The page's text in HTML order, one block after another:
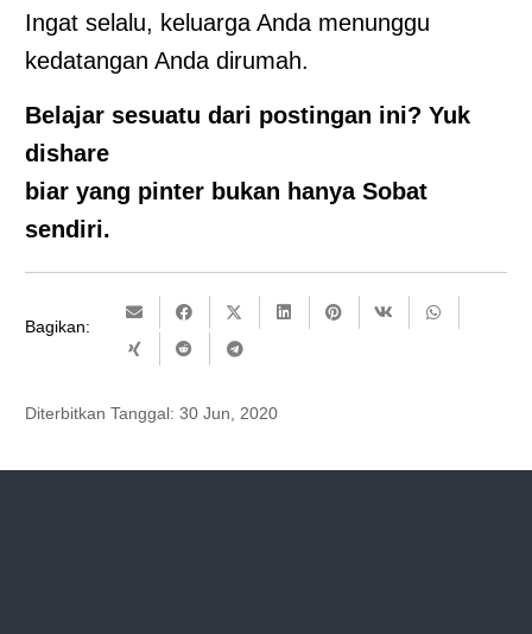
Ingat selalu, keluarga Anda menunggu
kedatangan Anda dirumah.
Belajar sesuatu dari postingan ini? Yuk
dishare
biar yang pinter bukan hanya Sobat
sendiri.
Bagikan:
Diterbitkan Tanggal: 30 Jun, 2020